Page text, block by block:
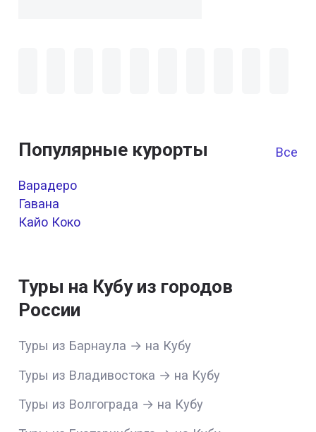
Популярные курорты Все
Варадеро
Гавана
Кайо Коко
Туры на Кубу из городов
России
Туры из Барнаула → на Кубу
Туры из Владивостока → на Кубу
Туры из Волгограда → на Кубу